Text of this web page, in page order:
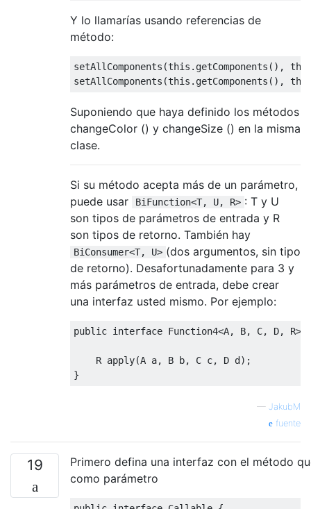
Y lo llamarías usando referencias de
método:
setAllComponents (this . getComponents (),
setAllComponents (this . getComponents (),
Suponiendo que haya definido los métodos
changeColor () y changeSize () en la misma
clase.
Si su método acepta más de un parámetro,
puede usar
BiFunction<T, U, R> : T y U
son tipos de parámetros de entrada y R
son tipos de retorno. También hay
BiConsumer<T, U> (dos argumentos, sin tipo
de retorno). Desafortunadamente para 3 y
más parámetros de entrada, debe crear
una interfaz usted mismo. Por ejemplo:
public interface Function4<A, B, C, D, R>
    R apply
(A a, B b, C c, D d);
}
— JakubM
fuente
19
Primero defina una interfaz con el método
como parámetro